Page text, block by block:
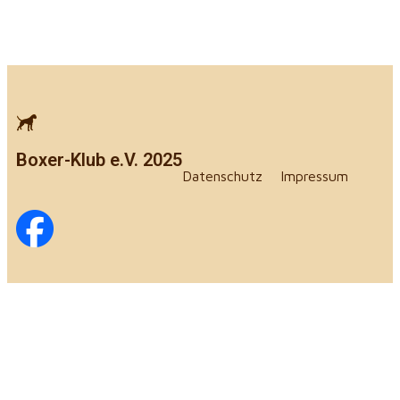
Boxer-Klub e.V. 2025
Datenschutz Impressum